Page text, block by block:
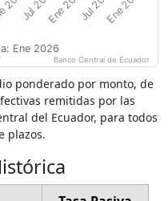
Ene 2026
Banco Central de Ecuador
ponderado por monto, de
remitidas por las
del Ecuador, para todos
plazos.